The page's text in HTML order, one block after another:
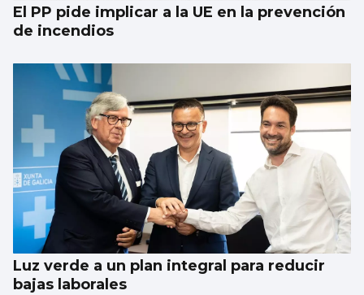
El PP pide implicar a la UE en la prevención
de incendios
Luz verde a un plan integral para reducir
bajas laborales